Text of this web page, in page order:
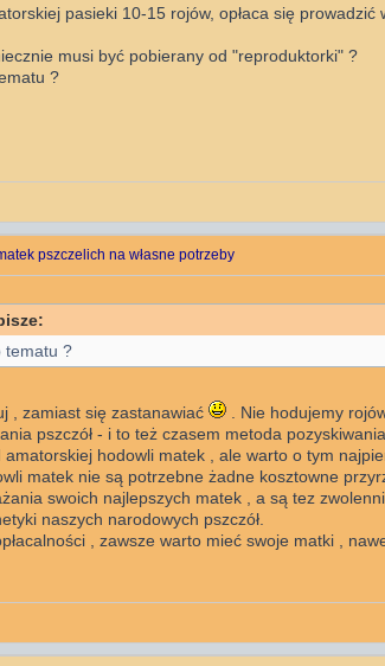
pasieki 10-15 rojów, opłaca się prowadzić
musi być pobierany od "reproduktorki" ?
?
pszczelich na własne potrzeby
tematu ?
, zamiast się zastanawiać
. Nie hodujemy
pszczół - i to też czasem metoda pozyskiwania
amatorskiej hodowli matek , ale warto o tym
matek nie są potrzebne żadne kosztowne
swoich najlepszych matek , a są tez
naszych narodowych pszczół.
, zawsze warto mieć swoje matki ,